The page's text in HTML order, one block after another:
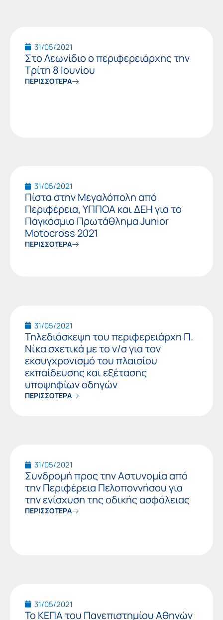
31/05/2021
Στο Λεωνίδιο ο περιφερειάρχης την
Τρίτη 8 Ιουνίου
ΠΕΡΙΣΣΟΤΕΡΑ
31/05/2021
Πίστα στην Μεγαλόπολη από
Περιφέρεια, ΥΠΠΟΑ και ΔΕΗ για το
Παγκόσμιο Πρωτάθλημα Junior
Motocross 2021
ΠΕΡΙΣΣΟΤΕΡΑ
31/05/2021
Τηλεδιάσκεψη του περιφερειάρχη Π.
Νίκα σχετικά με το ν/σ για τον
εκσυγχρονισμό του πλαισίου
εκπαίδευσης και εξέτασης
υποψηφίων οδηγών
ΠΕΡΙΣΣΟΤΕΡΑ
31/05/2021
Συνδρομή προς την Αστυνομία από
την Περιφέρεια Πελοποννήσου για
την ενίσχυση της οδικής ασφάλειας
ΠΕΡΙΣΣΟΤΕΡΑ
31/05/2021
Το ΚΕΠΑ του Πανεπιστημίου Αθηνών